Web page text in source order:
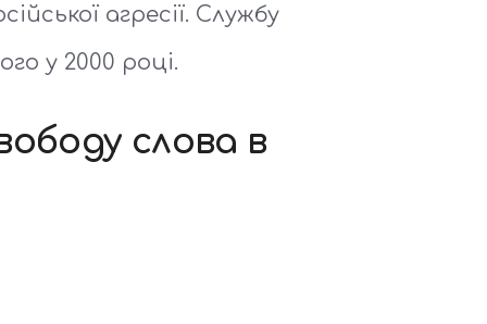
агресії. Службу
у 2000 році.
слова в